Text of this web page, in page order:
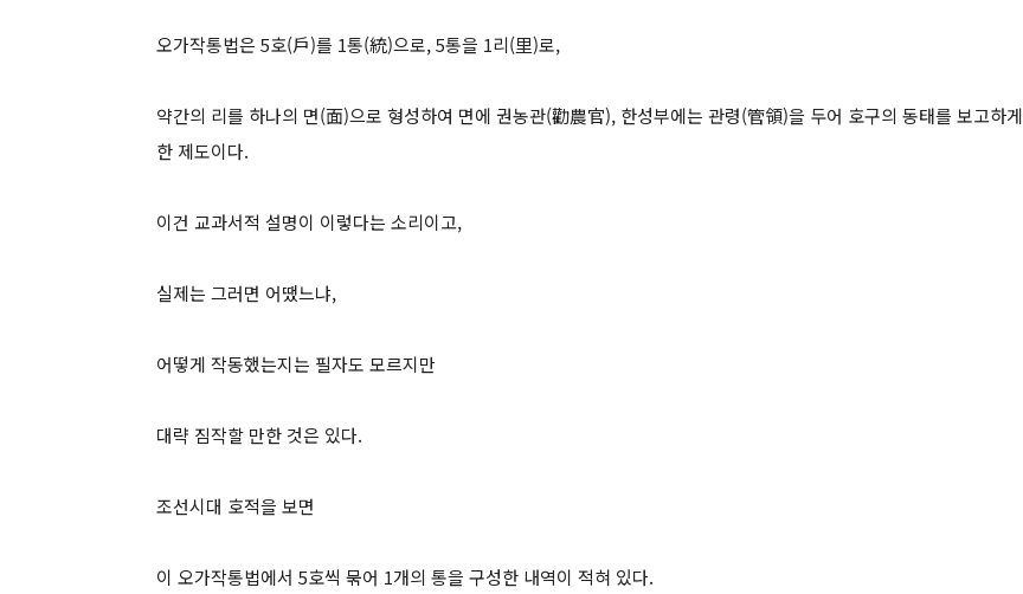
오가작통법은 5호(戶)를 1통(統)으로, 5통을 1리(里)로,
약간의 리를 하나의 면(面)으로 형성하여 면에 권농관(勸農官), 한성부에는 관령(管領)을 두어 호구의 동태를 보고하게
한 제도이다.
이건 교과서적 설명이 이렇다는 소리이고,
실제는 그러면 어땠느냐,
어떻게 작동했는지는 필자도 모르지만
대략 짐작할 만한 것은 있다.
조선시대 호적을 보면
이 오가작통법에서 5호씩 묶어 1개의 통을 구성한 내역이 적혀 있다.